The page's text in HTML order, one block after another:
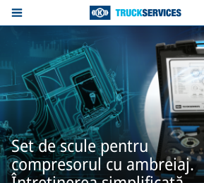
Set de scule pentru
compresorul cu ambreiaj.